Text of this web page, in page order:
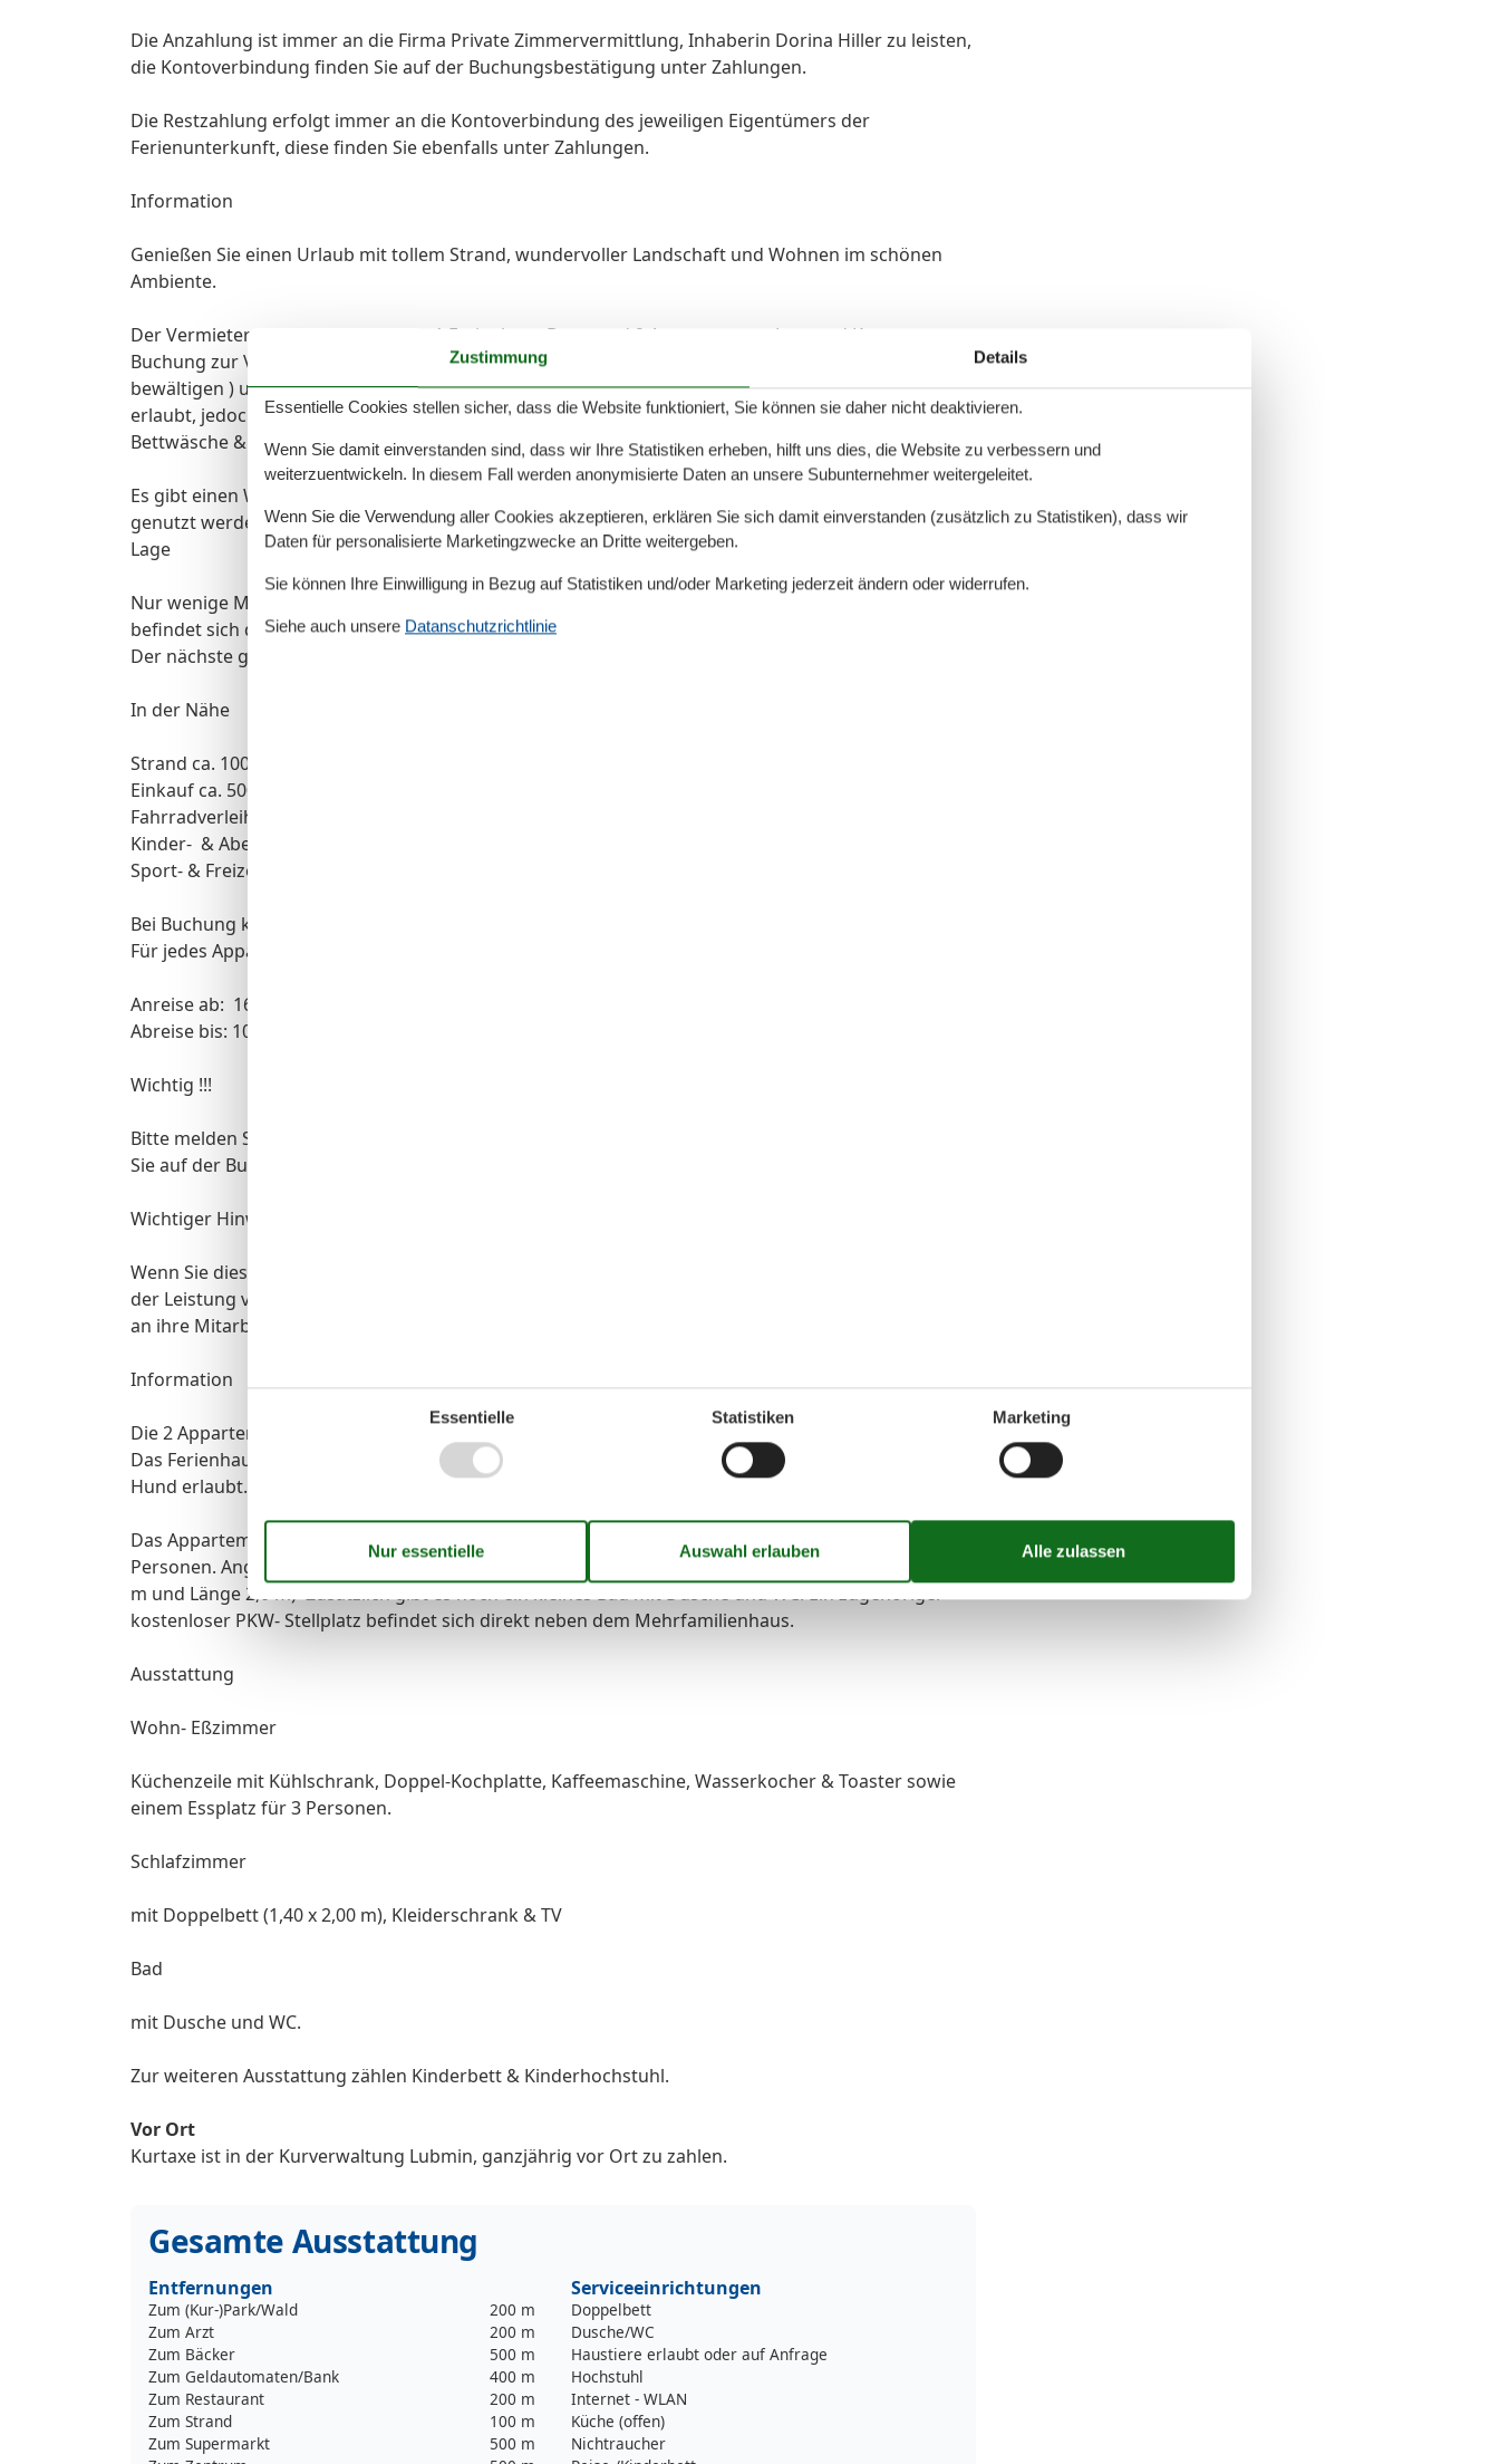
Die Anzahlung ist immer an die Firma Private Zimmervermittlung, Inhaberin Dorina Hiller zu leisten,
die Kontoverbindung finden Sie auf der Buchungsbestätigung unter Zahlungen.
Die Restzahlung erfolgt immer an die Kontoverbindung des jeweiligen Eigentümers der
Ferienunterkunft, diese finden Sie ebenfalls unter Zahlungen.
Information
Genießen Sie einen Urlaub mit tollem Strand, wundervoller Landschaft und Wohnen im schönen
Ambiente.
Der Vermieter stellt den Urlaubern, 1 Ferienhaus Berry und 2 Appartements Jaco und Kyra zur
Buchung zur Verfügung. Das Appartement Jaco befindet sich im Erdgeschoss ( 3 Stufen zu
bewältigen ) und das Appartement Kyra im 1. Obergeschoss. In den Appartements ist ein Hund
erlaubt, jedoch nicht im Ferienhaus.
Bettwäsche & Handtücher sind zubuchbar bei Buchung.
Es gibt einen Waschraum mit Waschmaschine, welcher nach Absprache mit dem Eigentümer
genutzt werden kann. Die Kosten hierfür teilt der Vermieter vor Ort den Gästen mit.
Lage
Nur wenige Meter von der Promenade und dem langen schönen Sandstrand von Lubmin entfernt
befindet sich das Ferienhaus. Es liegt zwischen Dünenstrasse und verkehrsfreier Strandpromenade.
Der nächste größere Ort ist Greifswald.
In der Nähe
Strand ca. 100 Meter
Einkauf ca. 500 Meter
Fahrradverleih ca. 300 Meter
Kinder- & Abenteuerspielplatz ca. 150 Meter
Sport- & Freizeitzentrum ca. 650 Meter (Bowling, Fitness, Squash, Funball)
Bei Buchung können Sie Bettwäsche/ Handtücher dazu buchen.
Für jedes Appartement steht 1 PKW-Stellplatz zur Verfügung.
Anreise ab: 16:00 Uhr
Abreise bis: 10:00 Uhr
Wichtig !!!
Bitte melden Sie sich gleich nach Buchung per SMS bei der Vermieterin. Die Telefonnummer finden
Sie auf der Buchungsbestätigung unter Schlüsseladresse.
Wichtiger Hinweis für Firmenkunden
Wenn Sie diese Unterkunft buchen, müssen Sie als Firma sicherstellen, dass die gesamte Zahlung
der Leistung vor Anreise ihrer Mitarbeiter zu leisten ist, weil sonst die Eigentümer keinen Schlüssel
an ihre Mitarbeiter herausgeben.
Information
Die 2 Appartements Jaco und Kyra befinden sich im Mehrfamilienhaus des Vermieters.
Das Ferienhaus Berry liegt direkt neben diesem Mehrfamilienhaus. In den Appartements ist ein
Hund erlaubt.
Das Appartement ist modern eingerichtet. Es gibt einen Wohn- Küchenbereich mit Sitzecke für 3
Personen. Angrenzend an den Wohnraum befindet sich der Schlafraum mit Doppelbett (Breite 1,40
m und Länge 2,0 m) Zusätzlich gibt es noch ein kleines Bad mit Dusche und WC. Ein zugehöriger
kostenloser PKW- Stellplatz befindet sich direkt neben dem Mehrfamilienhaus.
Ausstattung
Wohn- Eßzimmer
Küchenzeile mit Kühlschrank, Doppel-Kochplatte, Kaffeemaschine, Wasserkocher & Toaster sowie
einem Essplatz für 3 Personen.
Schlafzimmer
mit Doppelbett (1,40 x 2,00 m), Kleiderschrank & TV
Bad
mit Dusche und WC.
Zur weiteren Ausstattung zählen Kinderbett & Kinderhochstuhl.
Vor Ort
Kurtaxe ist in der Kurverwaltung Lubmin, ganzjährig vor Ort zu zahlen.
Gesamte Ausstattung
Entfernungen
Zum (Kur-)Park/Wald
200 m
Zum Arzt
200 m
Zum Bäcker
500 m
Zum Geldautomaten/Bank
400 m
Zum Restaurant
200 m
Zum Strand
100 m
Zum Supermarkt
500 m
Serviceeinrichtungen
Doppelbett
Dusche/WC
Haustiere erlaubt oder auf Anfrage
Hochstuhl
Internet - WLAN
Küche (offen)
Nichtraucher
Zustimmung Details
Essentielle Cookies stellen sicher, dass die Website funktioniert, Sie können sie daher nicht deaktivieren.
Wenn Sie damit einverstanden sind, dass wir Ihre Statistiken erheben, hilft uns dies, die Website zu verbessern und
weiterzuentwickeln. In diesem Fall werden anonymisierte Daten an unsere Subunternehmer weitergeleitet.
Wenn Sie die Verwendung aller Cookies akzeptieren, erklären Sie sich damit einverstanden (zusätzlich zu Statistiken), dass wir
Daten für personalisierte Marketingzwecke an Dritte weitergeben.
Sie können Ihre Einwilligung in Bezug auf Statistiken und/oder Marketing jederzeit ändern oder widerrufen.
Siehe auch unsere Datanschutzrichtlinie
Essentielle Statistiken Marketing